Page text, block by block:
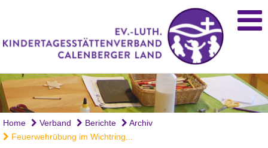
Home Verband Berichte
Archiv
Feuerwehrübung im Wichtring...